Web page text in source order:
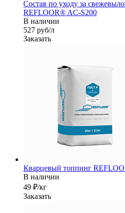
Состав по уходу за
REFLOOR® AC-S200
В наличии
527 руб/л
Заказать
Кварцевый топпинг
В наличии
49 ₽/кг
Заказать